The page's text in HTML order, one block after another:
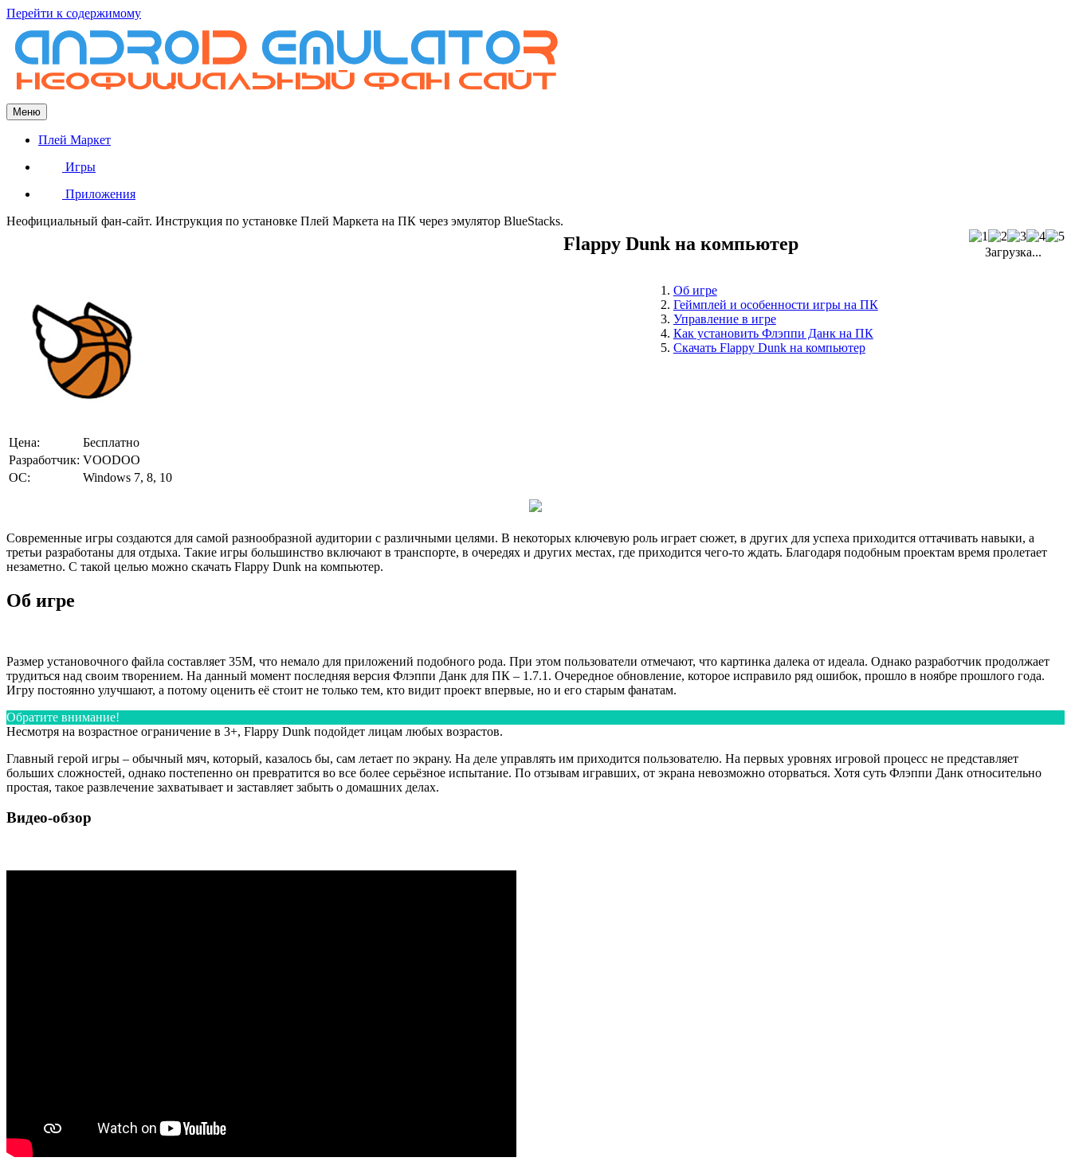
Перейти к содержимому
Меню
Плей Маркет
Игры
Приложения
Неофициальный фан-сайт. Инструкция по установке Плей Маркета на ПК через эмулятор BlueStacks.
Flappy Dunk на компьютер Загрузка...
Об игре
Геймплей и особенности игры на ПК
Управление в игре
Как установить Флэппи Данк на ПК
Скачать Flappy Dunk на компьютер
Цена:
Бесплатно
Разработчик: VOODOO
ОС:
Windows 7, 8, 10
Современные игры создаются для самой разнообразной аудитории с различными целями. В некоторых ключевую роль играет сюжет, в других для успеха приходится оттачивать навыки, а
третьи разработаны для отдыха. Такие игры большинство включают в транспорте, в очередях и других местах, где приходится чего-то ждать. Благодаря подобным проектам время пролетает
незаметно. С такой целью можно скачать Flappy Dunk на компьютер.
Об игре
Размер установочного файла составляет 35М, что немало для приложений подобного рода. При этом пользователи отмечают, что картинка далека от идеала. Однако разработчик продолжает
трудиться над своим творением. На данный момент последняя версия Флэппи Данк для ПК – 1.7.1. Очередное обновление, которое исправило ряд ошибок, прошло в ноябре прошлого года.
Игру постоянно улучшают, а потому оценить её стоит не только тем, кто видит проект впервые, но и его старым фанатам.
Обратите внимание!
Несмотря на возрастное ограничение в 3+, Flappy Dunk подойдет лицам любых возрастов.
Главный герой игры – обычный мяч, который, казалось бы, сам летает по экрану. На деле управлять им приходится пользователю. На первых уровнях игровой процесс не представляет
больших сложностей, однако постепенно он превратится во все более серьёзное испытание. По отзывам игравших, от экрана невозможно оторваться. Хотя суть Флэппи Данк относительно
простая, такое развлечение захватывает и заставляет забыть о домашних делах.
Видео-обзор